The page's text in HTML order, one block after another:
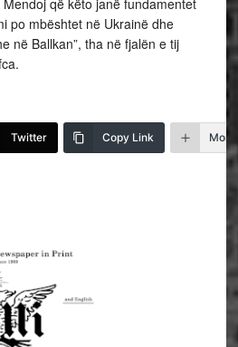
po mbështet në Ukrainë dhe
në Ballkan”, tha në fjalën e tij
Twitter Copy Link More